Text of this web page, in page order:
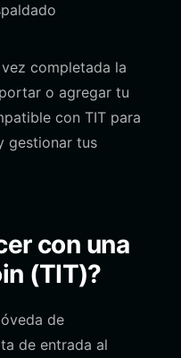
vez completada la
o agregar tu
con TIT para
gestionar tus
con una
(TIT)?
de
de entrada al